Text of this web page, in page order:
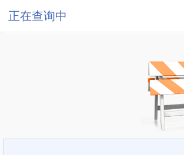
正在查询中